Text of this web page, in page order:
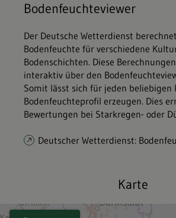
Bodenfeuchteviewer
Der Deutsche Wetterdienst
Bodenfeuchte für verschiedene
Bodenschichten. Diese
interaktiv über den
Somit lässt sich für jeden beliebigen
Bodenfeuchteprofil erzeugen. Dies
Bewertungen bei Starkregen- oder
Deutscher Wetterdienst:
Karte